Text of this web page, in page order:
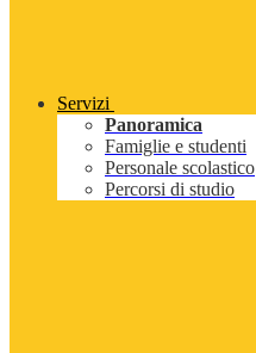
Servizi
Panoramica
Famiglie e studenti
Personale scolastico
Percorsi di studio